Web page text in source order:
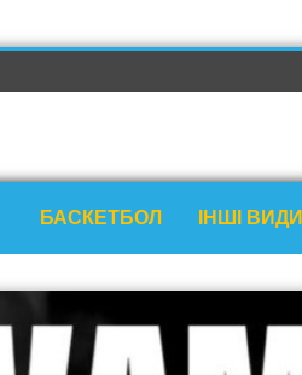
БАСКЕТБОЛ ІНШІ ВИДИ